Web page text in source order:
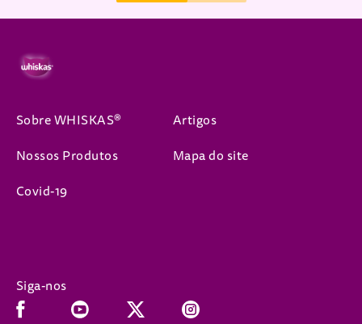
Sobre WHISKAS®
Artigos
Nossos Produtos
Mapa do site
Covid-19
Siga-nos
Facebook (opens in new window)
Youtube (opens in new window)
x (opens in new window)Instagram (opens in new window)